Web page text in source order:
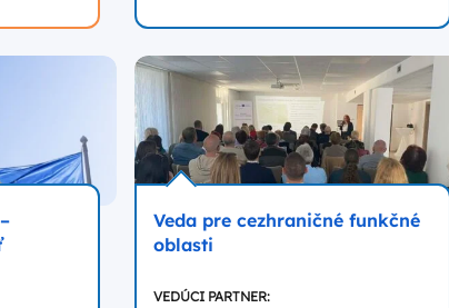
Veda pre cezhraničné funkčné
oblasti
VEDÚCI PARTNER: